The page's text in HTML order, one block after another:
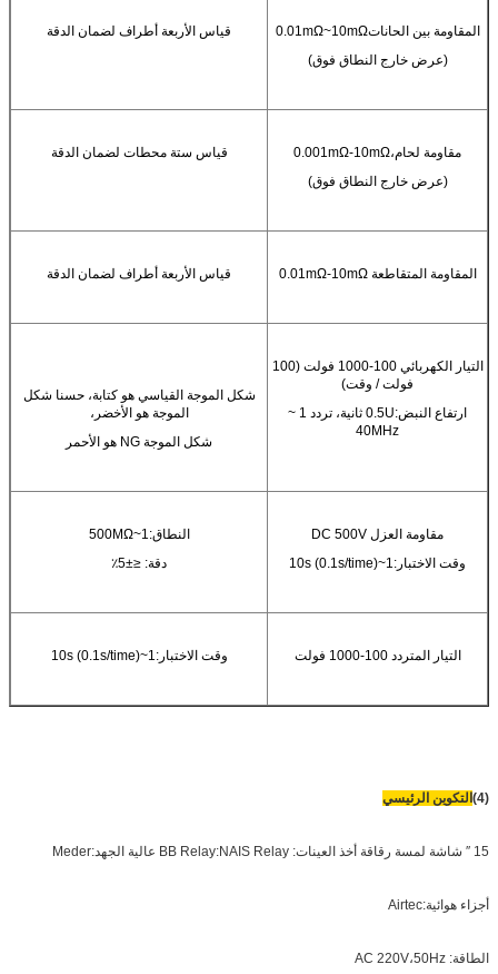
المقاومة بين الحانات0.01mΩ~10mΩ
(عرض خارج النطاق فوق)
قياس الأربعة أطراف لضمان الدقة
مقاومة لحام،0.001mΩ-10mΩ
(عرض خارج النطاق فوق)
قياس ستة محطات لضمان الدقة
المقاومة المتقاطعة 0.01mΩ-10mΩ قياس الأربعة أطراف لضمان الدقة
التيار الكهربائي 100-1000 فولت (100
فولت / وقت)
ارتفاع النبض:0.5U ثانية، تردد 1 ~
40MHz
شكل الموجة القياسي هو كتابة، حسنا شكل
الموجة هو الأخضر،
شكل الموجة NG هو الأحمر
مقاومة العزل DC 500V
وقت الاختبار:1~10s (0.1s/time)
النطاق:1~500MΩ
دقة: ≤±5٪
التيار المتردد 100-1000 فولت وقت الاختبار:1~10s (0.1s/time)
(4) التكوين الرئيسي
15 ′′ شاشة لمسة رقاقة أخذ العينات: BB Relay:NAIS Relay عالية الجهد:Meder
أجزاء هوائية:Airtec
الطاقة: AC 220V،50Hz